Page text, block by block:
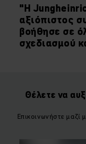
"Η
αξιόπιστος
βοήθησε σε
σχεδιασμού
Θέλετε να
Επικοινωνήστε